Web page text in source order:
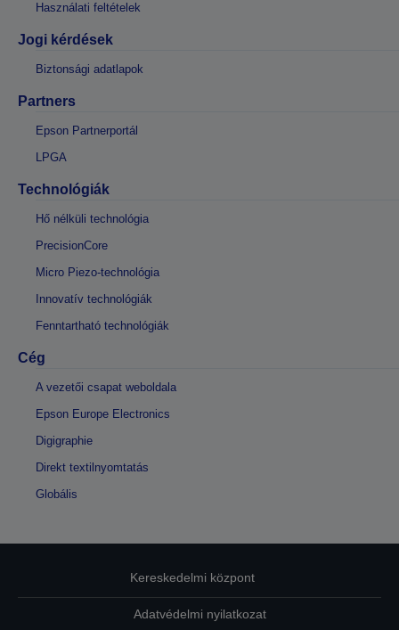
Használati feltételek
Jogi kérdések
Biztonsági adatlapok
Partners
Epson Partnerportál
LPGA
Technológiák
Hő nélküli technológia
PrecisionCore
Micro Piezo-technológia
Innovatív technológiák
Fenntartható technológiák
Cég
A vezetői csapat weboldala
Epson Europe Electronics
Digigraphie
Direkt textilnyomtatás
Globális
Kereskedelmi központ
Adatvédelmi nyilatkozat